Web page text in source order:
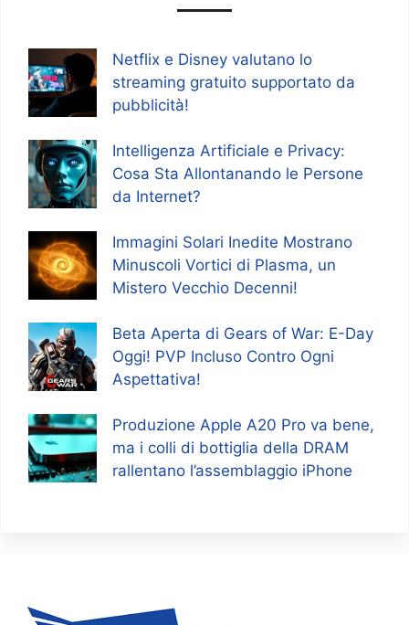
Netflix e Disney valutano lo
streaming gratuito supportato da
pubblicità!
Intelligenza Artificiale e Privacy:
Cosa Sta Allontanando le Persone
da Internet?
Immagini Solari Inedite Mostrano
Minuscoli Vortici di Plasma, un
Mistero Vecchio Decenni!
Beta Aperta di Gears of War: E-Day
Oggi! PVP Incluso Contro Ogni
Aspettativa!
Produzione Apple A20 Pro va bene,
ma i colli di bottiglia della DRAM
rallentano l’assemblaggio iPhone